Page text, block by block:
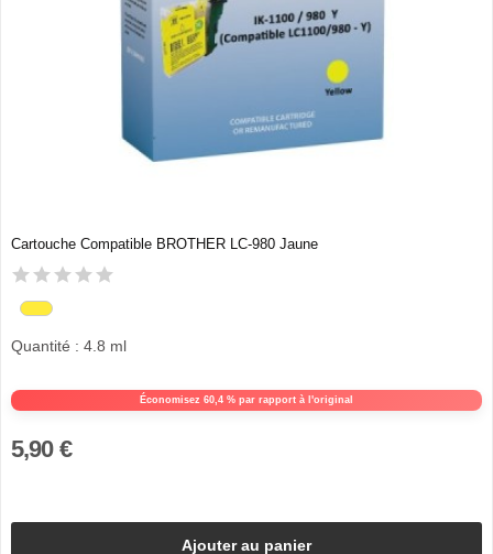
Cartouche Compatible BROTHER LC-980 Jaune
Économisez 60,4 % par rapport à l'original
Quantité : 4.8 ml
5,90 €
Ajouter au panier